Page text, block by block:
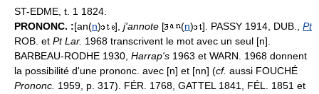
ST-EDME, t. 1 1824.
PRONONC. :[an(n) ], j'annote [ (n) ]. PASSY 1914, DUB., Pt
ROB. et Pt Lar. 1968 transcrivent le mot avec un seul [n].
BARBEAU-RODHE 1930, Harrap's 1963 et WARN. 1968 donnent
la possibilité d'une prononc. avec [n] et [nn] (cf. aussi FOUCHÉ
Prononc. 1959, p. 317). FÉR. 1768, GATTEL 1841, FÉL. 1851 et